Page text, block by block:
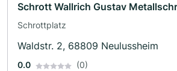
Schrott Wallrich Gustav
Schrottplatz
Waldstr. 2, 68809 Neulussheim
0.0 (0)